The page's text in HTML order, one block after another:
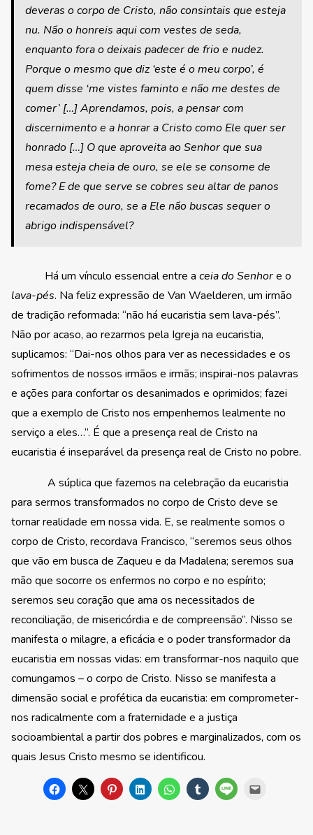
deveras o corpo de Cristo, não consintais que esteja
nu. Não o honreis aqui com vestes de seda,
enquanto fora o deixais padecer de frio e nudez.
Porque o mesmo que diz ‘este é o meu corpo’, é
quem disse ‘me vistes faminto e não me destes de
comer’ […] Aprendamos, pois, a pensar com
discernimento e a honrar a Cristo como Ele quer ser
honrado […] O que aproveita ao Senhor que sua
mesa esteja cheia de ouro, se ele se consome de
fome? E de que serve se cobres seu altar de panos
recamados de ouro, se a Ele não buscas sequer o
abrigo indispensável?
Há um vínculo essencial entre a ceia do Senhore o
lava-pés. Na feliz expressão de Van Waelderen, um irmão
de tradição reformada: “não há eucaristia sem lava-pés”.
Não por acaso, ao rezarmos pela Igreja na eucaristia,
suplicamos: “Dai-nos olhos para ver as necessidades e os
sofrimentos de nossos irmãos e irmãs; inspirai-nos palavras
e ações para confortar os desanimados e oprimidos; fazei
que a exemplo de Cristo nos empenhemos lealmente no
serviço a eles…”. É que a presença real de Cristo na
eucaristia é inseparável da presença real de Cristo no pobre.
A súplica que fazemos na celebração da eucaristia
para sermos transformados no corpo de Cristo deve se
tornar realidade em nossa vida. E, se realmente somos o
corpo de Cristo, recordava Francisco, “seremos seus olhos
que vão em busca de Zaqueu e da Madalena; seremos sua
mão que socorre os enfermos no corpo e no espírito;
seremos seu coração que ama os necessitados de
reconciliação, de misericórdia e de compreensão”. Nisso se
manifesta o milagre, a eficácia e o poder transformador da
eucaristia em nossas vidas: em transformar-nos naquilo que
comungamos – o corpo de Cristo. Nisso se manifesta a
dimensão social e profética da eucaristia: em comprometer-
nos radicalmente com a fraternidade e a justiça
socioambiental a partir dos pobres e marginalizados, com os
quais Jesus Cristo mesmo se identificou.